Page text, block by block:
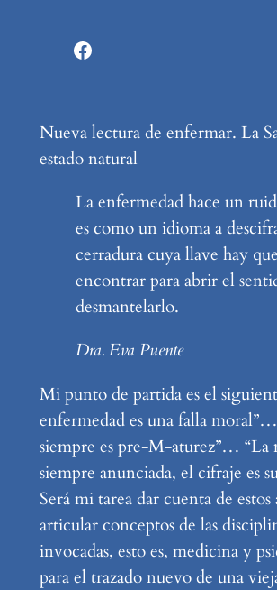
Facebook
Nueva lectura de enfermar. La
estado natural
La enfermedad hace un
es como un idioma a
cerradura cuya llave hay que
encontrar para abrir el
desmantelarlo.
Dra. Eva Puente
Mi punto de partida es el
enfermedad es una falla
siempre es pre-M-aturez”… “La
siempre anunciada, el cifraje es
Será mi tarea dar cuenta de estos
articular conceptos de las
invocadas, esto es, medicina y
para el trazado nuevo de una